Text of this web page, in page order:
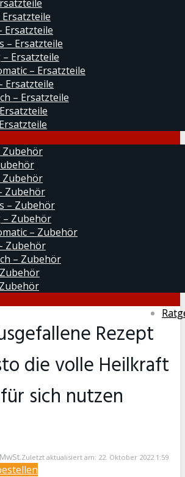
Ersatzteile
Ersatzteile
– Ersatzteile
Ersatzteile
– Ersatzteile
Ersatzteile
– Ersatzteile
Zubehör
Zubehör
Zubehör
– Zubehör
– Zubehör
– Zubehör
Zubehör
– Zubehör
Rezept
die volle Heilkraft
sich nutzen
Zuletzt aktualisiert am: 22. Oktober 2022 1:59